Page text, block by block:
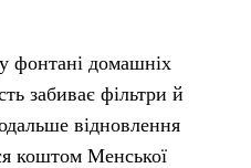
фонтані домашніх
забиває фільтри й
відновлення
коштом Менської